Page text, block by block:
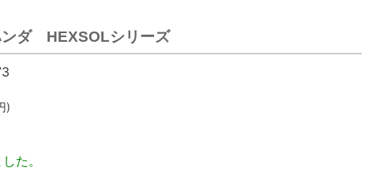
ダ HEXSOLシリーズ
)
た。